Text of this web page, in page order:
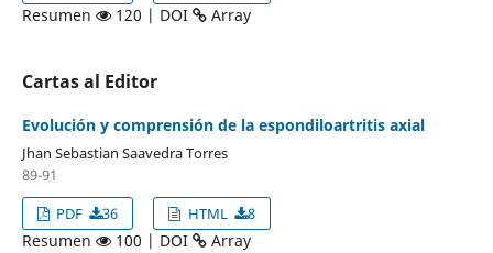
Resumen 120 | DOI Array
Cartas al Editor
Evolución y comprensión de la espondiloartritis axial
Jhan Sebastian Saavedra Torres
89-91
PDF
36 HTML 8
Resumen 100 | DOI Array